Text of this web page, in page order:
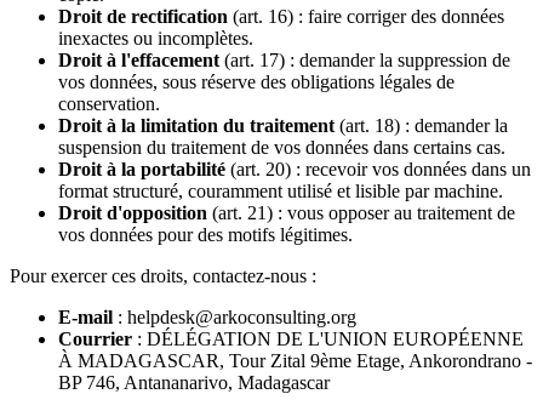
Droit de rectification (art. 16) : faire corriger des données
inexactes ou incomplètes.
Droit à l'effacement (art. 17) : demander la suppression de
vos données, sous réserve des obligations légales de
conservation.
Droit à la limitation du traitement (art. 18) : demander la
suspension du traitement de vos données dans certains cas.
Droit à la portabilité (art. 20) : recevoir vos données dans un
format structuré, couramment utilisé et lisible par machine.
Droit d'opposition (art. 21) : vous opposer au traitement de
vos données pour des motifs légitimes.
Pour exercer ces droits, contactez-nous :
E-mail : helpdesk@arkoconsulting.org
Courrier : DÉLÉGATION DE L'UNION EUROPÉENNE
À MADAGASCAR, Tour Zital 9ème Etage, Ankorondrano -
BP 746, Antananarivo, Madagascar